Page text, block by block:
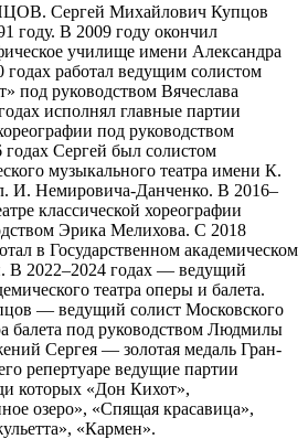
Сергей Михайлович Купцов
году. В 2009 году окончил
училище имени Александра
годах работал ведущим солистом
под руководством Вячеслава
исполнял главные партии
под руководством
Сергей был солистом
музыкального театра имени К.
И. Немировича-Данченко. В 2016–
классической хореографии
Эрика Мелихова. С 2018
в Государственном академическом
В 2022–2024 годах — ведущий
театра оперы и балета.
— ведущий солист Московского
балета под руководством Людмилы
Сергея — золотая медаль Гран-
репертуаре ведущие партии
которых «Дон Кихот»,
озеро», «Спящая красавица»,
«Кармен».